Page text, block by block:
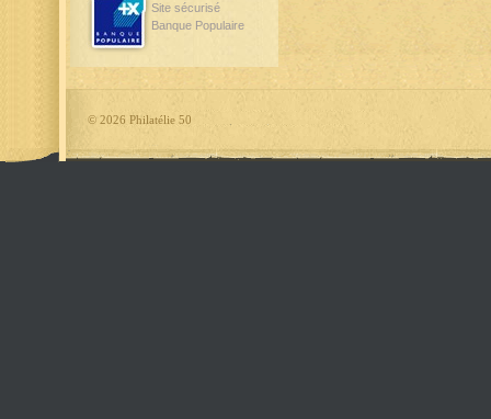
Site sécurisé
Banque Populaire
© 2026 Philatélie 50